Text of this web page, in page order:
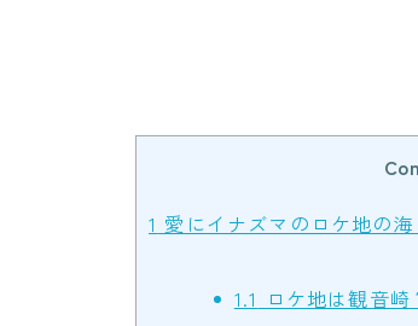
1 愛にイナズマのロケ地の海
1.1 ロケ地は観音